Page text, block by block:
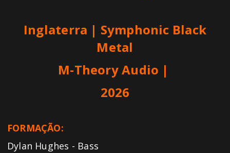
Inglaterra | Symphonic Black
Metal
M-Theory Audio |
2026
FORMAÇÃO:
Dylan Hughes - Bass